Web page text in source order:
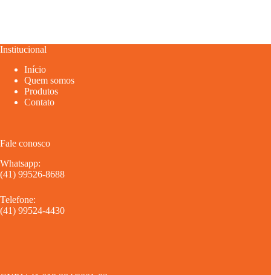
Institucional
Início
Quem somos
Produtos
Contato
Fale conosco
Whatsapp:
(41) 99526-8688
Telefone:
(41) 99524-4430